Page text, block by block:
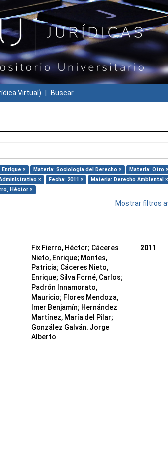
Virtual) Buscar
× Materia: Sociología del Derecho ×
Materia: Otro ×
× Fecha: 2011 ×
Materia: Derecho Ambiental ×
Héctor ×
Mostrar filtros
Fix Fierro, Héctor; Cáceres
Nieto, Enrique; Montes,
Patricia; Cáceres Nieto,
Enrique; Silva Forné, Carlos;
Padrón Innamorato,
Mauricio; Flores Mendoza,
Imer Benjamín; Hernández
Martínez, María del Pilar;
González Galván, Jorge
Alberto
2011